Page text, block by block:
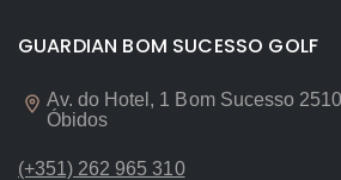
GUARDIAN BOM SUCESSO GOLF
Av. do Hotel, 1 Bom Sucesso
Óbidos
(+351) 262 965 310